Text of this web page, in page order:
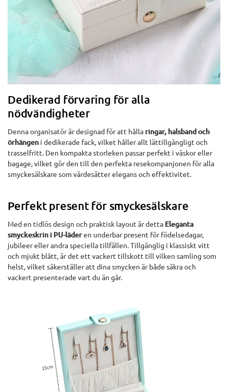
Dedikerad förvaring för alla
nödvändigheter
Denna organisatör är designad för att hålla ringar, halsband och
örhängen i dedikerade fack, vilket håller allt lättillgängligt och
trasselfritt. Den kompakta storleken passar perfekt i väskor eller
bagage, vilket gör den till den perfekta resekompanjonen för alla
smyckesälskare som värdesätter elegans och effektivitet.
Perfekt present för smyckesälskare
Med en tidlös design och praktisk layout är detta Eleganta
smyckeskrin i PU-läderen underbar present för födelsedagar,
jubileer eller andra speciella tillfällen. Tillgänglig i klassiskt vitt
och mjukt blått, är det ett vackert tillskott till vilken samling som
helst, vilket säkerställer att dina smycken är både säkra och
vackert presenterade vart du än går.